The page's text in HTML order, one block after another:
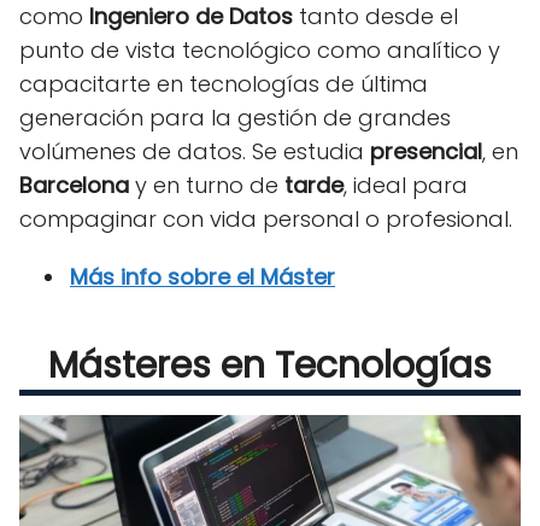
como Ingeniero de Datos tanto desde el
punto de vista tecnológico como analítico y
capacitarte en tecnologías de última
generación para la gestión de grandes
volúmenes de datos. Se estudia presencial, en
Barcelona y en turno de tarde, ideal para
compaginar con vida personal o profesional.
Más info sobre el Máster
Másteres en Tecnologías